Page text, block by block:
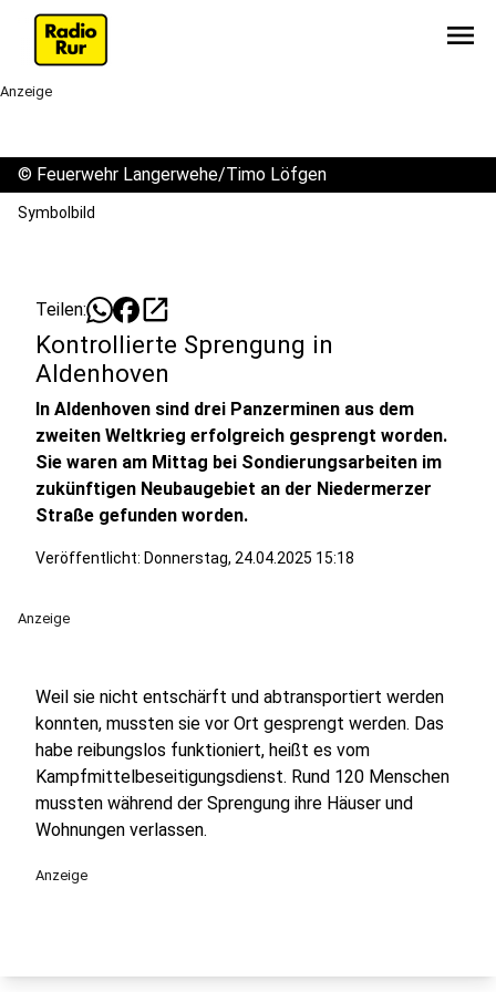
menu
Anzeige
© Feuerwehr Langerwehe/Timo Löfgen
Symbolbild
Teilen: open_in_new
Kontrollierte Sprengung in
Aldenhoven
In Aldenhoven sind drei Panzerminen aus dem
zweiten Weltkrieg erfolgreich gesprengt worden.
Sie waren am Mittag bei Sondierungsarbeiten im
zukünftigen Neubaugebiet an der Niedermerzer
Straße gefunden worden.
Veröffentlicht: Donnerstag, 24.04.2025 15:18
Anzeige
Weil sie nicht entschärft und abtransportiert werden
konnten, mussten sie vor Ort gesprengt werden. Das
habe reibungslos funktioniert, heißt es vom
Kampfmittelbeseitigungsdienst. Rund 120 Menschen
mussten während der Sprengung ihre Häuser und
Wohnungen verlassen.
Anzeige